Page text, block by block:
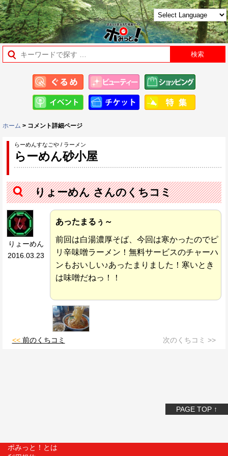
ホーム > コメント詳細ページ
らーめんすなごや / ラーメン
らーめん砂小屋
りょーめん さんのくちコミ
りょーめん
2016.03.23
あったまるぅ～
前回は白湯濃厚そば、今回は寒かったのでピ
リ辛味噌ラーメン！無料サービスのチャーハ
ンもおいしい♪あったまりました！寒いとき
は味噌だねっ！！
<<前のくちコミ 次のくちコミ >>
PAGE TOP ↑
ポみっと！とは